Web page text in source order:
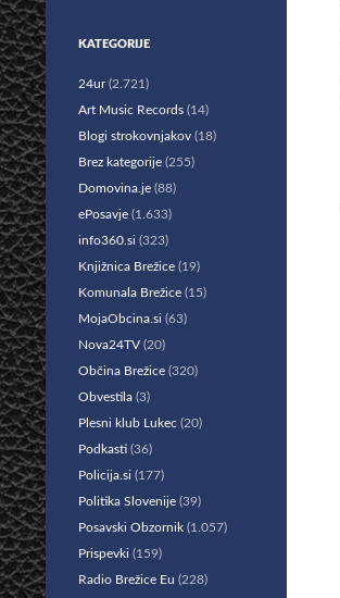
KATEGORIJE
24ur(2.721)
Art Music Records (14)
Blogi strokovnjakov (18)
Brez kategorije (255)
Domovina.je (88)
ePosavje (1.633)
info360.si (323)
Knjižnica Brežice (19)
Komunala Brežice (15)
MojaObcina.si (63)
Nova24TV (20)
Občina Brežice (320)
Obvestila (3)
Plesni klub Lukec (20)
Podkasti (36)
Policija.si (177)
Politika Slovenije (39)
Posavski Obzornik (1.057)
Prispevki (159)
Radio Brežice Eu (228)